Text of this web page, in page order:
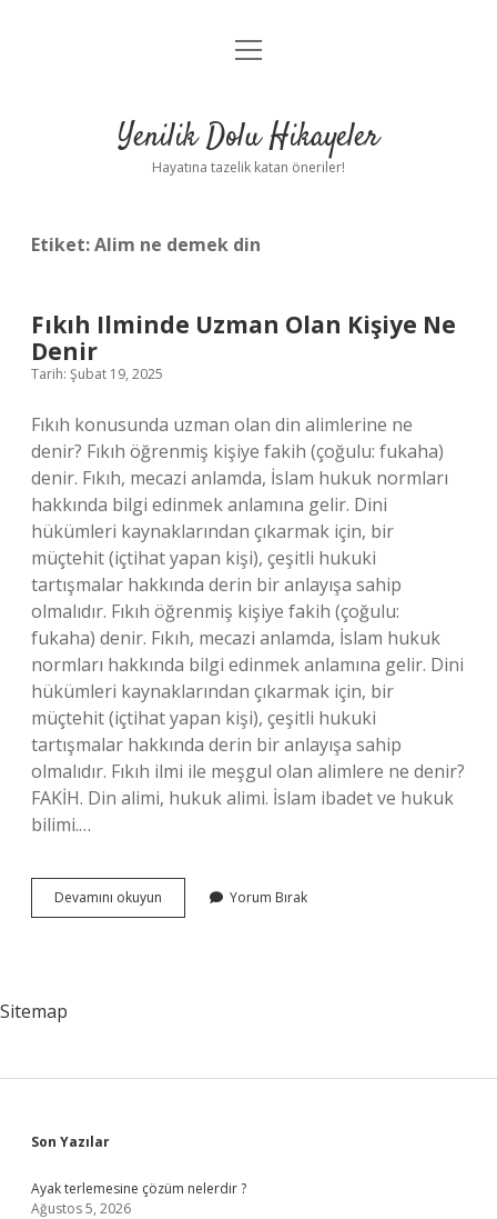
Anasayfa
Yasal Uyarı
menüyü
Yenilik Dolu Hikayeler
Hayatına tazelik katan öneriler!
Etiket:Alim ne demek din
Fıkıh Ilminde Uzman Olan Kişiye Ne
Denir
Tarih: Şubat 19, 2025
Fıkıh konusunda uzman olan din alimlerine ne
denir? Fıkıh öğrenmiş kişiye fakih (çoğulu: fukaha)
denir. Fıkıh, mecazi anlamda, İslam hukuk normları
hakkında bilgi edinmek anlamına gelir. Dini
hükümleri kaynaklarından çıkarmak için, bir
müçtehit (içtihat yapan kişi), çeşitli hukuki
tartışmalar hakkında derin bir anlayışa sahip
olmalıdır. Fıkıh öğrenmiş kişiye fakih (çoğulu:
fukaha) denir. Fıkıh, mecazi anlamda, İslam hukuk
normları hakkında bilgi edinmek anlamına gelir. Dini
hükümleri kaynaklarından çıkarmak için, bir
müçtehit (içtihat yapan kişi), çeşitli hukuki
tartışmalar hakkında derin bir anlayışa sahip
olmalıdır. Fıkıh ilmi ile meşgul olan alimlere ne denir?
FAKİH. Din alimi, hukuk alimi. İslam ibadet ve hukuk
bilimi.…
Devamını okuyun
Ilminde
Yorum Bırak
Sitemap
Sidebar
Son Yazılar
Ayak terlemesine çözüm nelerdir ?
Ağustos 5, 2026